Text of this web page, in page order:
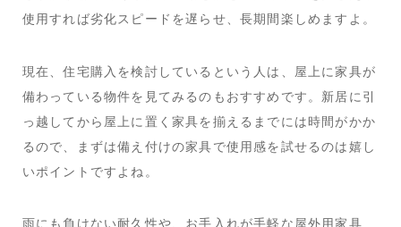
使用すれば劣化スピードを遅らせ、長期間楽しめますよ。
現在、住宅購入を検討しているという人は、屋上に家具が
備わっている物件を見てみるのもおすすめです。新居に引
っ越してから屋上に置く家具を揃えるまでには時間がかか
るので、まずは備え付けの家具で使用感を試せるのは嬉し
いポイントですよね。
雨にも負けない耐久性や、お手入れが手軽な屋外用家具